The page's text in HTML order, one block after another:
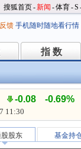
搜狐首页-新闻 -体育-S
馈 手机随时随地看行情
指 数
指 数
-0.08 -0.69%
11:30
股东 基金持